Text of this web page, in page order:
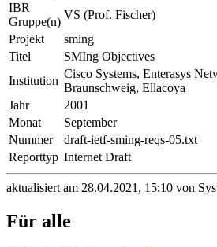
IBR
Gruppe(n)
VS (Prof. Fischer)
Projekt
sming
Titel
SMIng Objectives
Institution
Cisco Systems, Enterasys
Braunschweig, Ellacoya
Jahr
2001
Monat
September
Nummer
draft-ietf-sming-reqs-05.txt
Reporttyp Internet Draft
aktualisiert am 28.04.2021, 15:10 von
Für alle